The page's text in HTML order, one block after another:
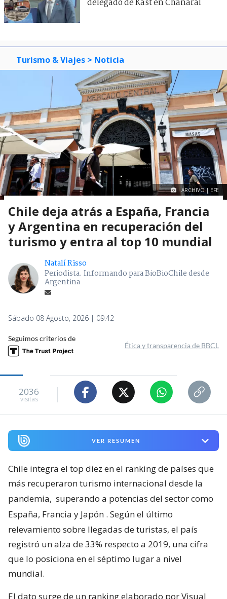
delegado de Kast en Chañaral
Turismo & Viajes > Noticia
ARCHIVO | EFE
Chile deja atrás a España, Francia
y Argentina en recuperación del
turismo y entra al top 10 mundial
Natalí Risso
Periodista. Informando para BioBioChile desde
Argentina
Sábado 08 Agosto, 2026 | 09:42
Seguimos criterios de
Ética y transparencia de BBCL
2036
visitas
VER RESUMEN
Chile integra el top diez en el ranking de países que
más recuperaron turismo internacional desde la
pandemia, superando a potencias del sector como
España, Francia y Japón . Según el último
relevamiento sobre llegadas de turistas, el país
registró un alza de 33% respecto a 2019, una cifra
que lo posiciona en el séptimo lugar a nivel
mundial.
El dato surge de un ranking elaborado por Visual